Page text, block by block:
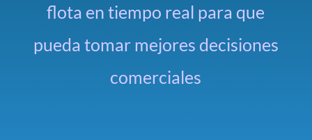
flota en tiempo real para que
pueda tomar mejores decisiones
comerciales